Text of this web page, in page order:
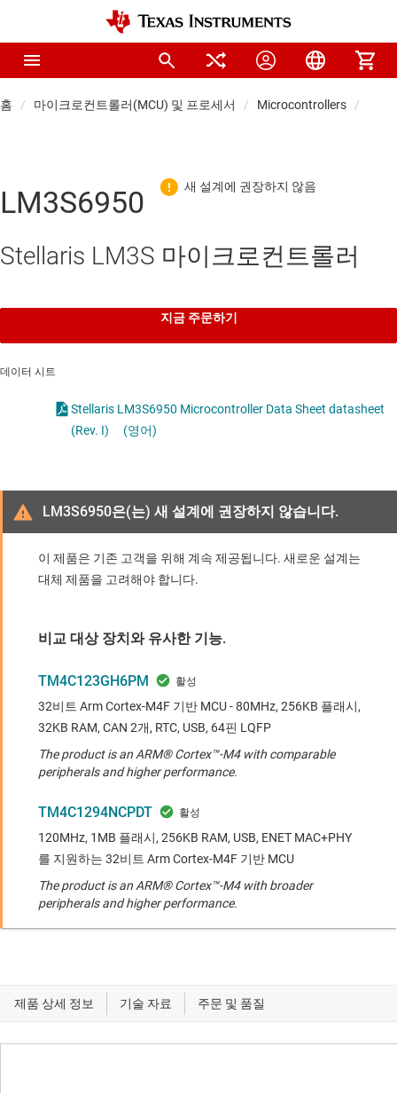
홈 마이크로컨트롤러(MCU) 및 프로세서 Microcontrollers
LM3S6950
Stellaris LM3S 마이크로컨트롤러
지금 주문하기
데이터 시트
Stellaris LM3S6950 Microcontroller Data Sheet datasheet
(Rev. I)
(영어)
LM3S6950은(는) 새 설계에 권장하지 않습니다.
이 제품은 기존 고객을 위해 계속 제공됩니다. 새로운 설계는
대체 제품을 고려해야 합니다.
비교 대상 장치와 유사한 기능.
TM4C123GH6PM
32비트 Arm Cortex-M4F 기반 MCU - 80MHz, 256KB 플래시,
32KB RAM, CAN 2개, RTC, USB, 64핀 LQFP
The product is an ARM® Cortex™-M4 with comparable
peripherals and higher performance.
TM4C1294NCPDT
120MHz, 1MB 플래시, 256KB RAM, USB, ENET MAC+PHY
를 지원하는 32비트 Arm Cortex-M4F 기반 MCU
The product is an ARM® Cortex™-M4 with broader
peripherals and higher performance.